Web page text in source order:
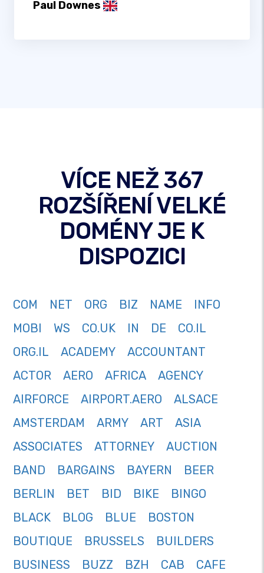
Paul Downes
VÍCE NEŽ 367
ROZŠÍŘENÍ VELKÉ
DOMÉNY JE K
DISPOZICI
COM NET ORG BIZ NAME
INFO
MOBI
WS CO.UK IN DE
CO.IL
ORG.IL
ACADEMY
ACCOUNTANT
ACTOR
AERO AFRICA
AGENCY
AIRFORCE
AIRPORT.AERO
ALSACE
AMSTERDAM
ARMY ART
ASIA
ASSOCIATES
ATTORNEY
AUCTION
BAND
BARGAINS BAYERN
BEER
BERLIN
BET BID BIKE
BINGO
BLACK
BLOG BLUE
BOSTON
BOUTIQUE
BRUSSELS
BUILDERS
BUSINESS
BUZZ BZH CAB
CAFE